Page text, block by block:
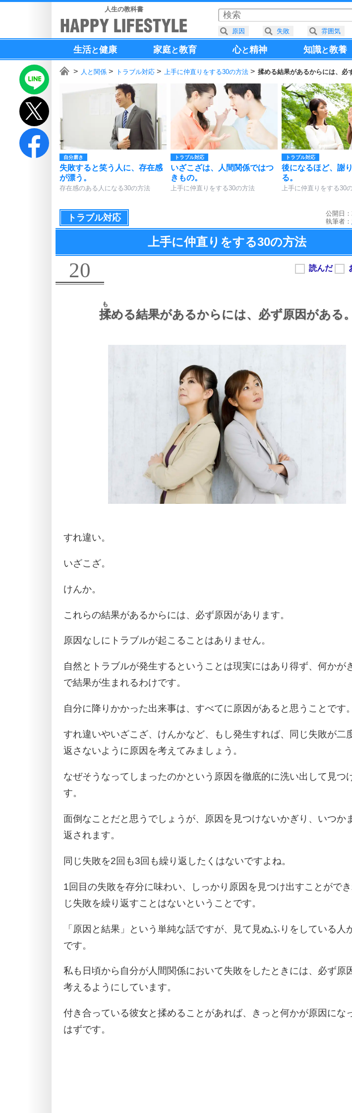
人生の教科書
生活と健康 家庭と教育 心と精神 知識と教養
人と関係 トラブル対応 上手に仲直りをする30の方法 揉める結果があるからには、必
自分磨き
失敗すると笑う人に、存在感
が漂う。
存在感のある人になる30の方法
トラブル対応
いざこざは、人間関係ではつ
きもの。
上手に仲直りをする30の方法
トラブル対応
後になるほど、謝
る。
上手に仲直りをする30
トラブル対応
公開日
執筆者：
上手に仲直りをする30の方法
20
揉
も
める結果があるからには、 必ず原因がある。
すれ違い。
いざこざ。
けんか。
これらの結果があるからには、必ず原因があります。
原因なしにトラブルが起こることはありません。
自然とトラブルが発生するということは現実にはあり得ず、何かが
で結果が生まれるわけです。
自分に降りかかった出来事は、すべてに原因があると思うことです。
すれ違いやいざこざ、けんかなど、もし発生すれば、同じ失敗が二
返さないように原因を考えてみましょう。
なぜそうなってしまったのかという原因を徹底的に洗い出して見つ
す。
面倒なことだと思うでしょうが、原因を見つけないかぎり、いつか
返されます。
同じ失敗を2回も3回も繰り返したくはないですよね。
1回目の失敗を存分に味わい、しっかり原因を見つけ出すことがで
じ失敗を繰り返すことはないということです。
「原因と結果」という単純な話ですが、見て見ぬふりをしている人
です。
私も日頃から自分が人間関係において失敗をしたときには、必ず原
考えるようにしています。
付き合っている彼女と揉めることがあれば、きっと何かが原因にな
はずです。
原因 失敗 雰囲気